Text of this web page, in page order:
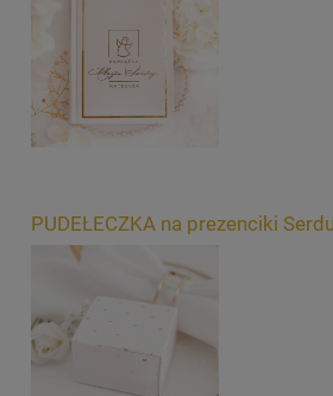
PUDEŁECZKA na prezenciki